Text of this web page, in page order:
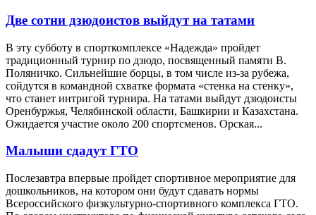
Две сотни дзюдоистов выйдут на татами
В эту субботу в спорткомплексе «Надежда» пройдет
традиционный турнир по дзюдо, посвященный памяти В.
Поляничко. Сильнейшие борцы, в том числе из-за рубежа,
сойдутся в командной схватке формата «стенка на стенку»,
что станет интригой турнира. На татами выйдут дзюдоисты
Оренбуржья, Челябинской области, Башкирии и Казахстана.
Ожидается участие около 200 спортсменов. Орская...
Малыши сдадут ГТО
Послезавтра впервые пройдет спортивное мероприятие для
дошкольников, на котором они будут сдавать нормы
Всероссийского физкультурно-спортивного комплекса ГТО.